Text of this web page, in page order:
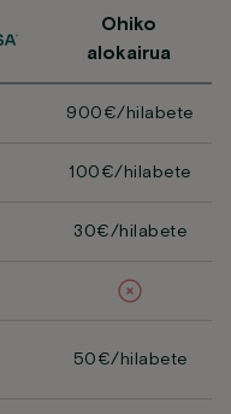
Ohiko
alokairua
900€/hilabete
100€/hilabete
30€/hilabete
50€/hilabete